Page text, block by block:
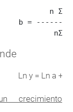
n
b =
Ln y = Ln a + x
crecimiento